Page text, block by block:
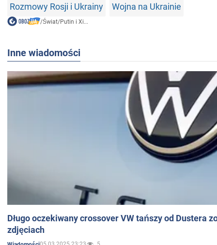
Rozmowy Rosji i Ukrainy Wojna na Ukrainie
/Świat/Putin i Xi...
Inne wiadomości
Długo oczekiwany crossover VW tańszy od Dustera
zdjęciach